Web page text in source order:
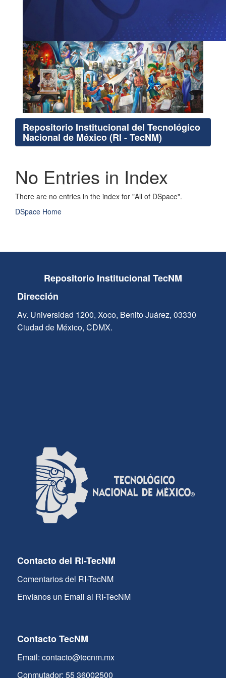
Repositorio Institucional del Tecnológico
Nacional de México (RI - TecNM)
No Entries in Index
There are no entries in the index for "All of DSpace".
DSpace Home
Repositorio Institucional TecNM
Dirección
Av. Universidad 1200, Xoco, Benito Juárez, 03330
Ciudad de México, CDMX.
Contacto del RI-TecNM
Comentarios del RI-TecNM
Envíanos un Email al RI-TecNM
Contacto TecNM
Email: contacto@tecnm.mx
Conmutador: 55 36002500